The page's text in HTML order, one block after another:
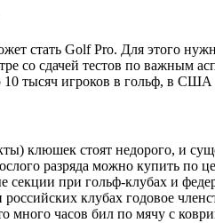
стать Golf Pro. Для этого
со сдачей тестов по важным
10 тысяч игроков в гольф, в
клюшек стоят недорого, и
разряда можно купить по
секции при гольф-клубах и
клубах годовое
много часов бил по мячу с